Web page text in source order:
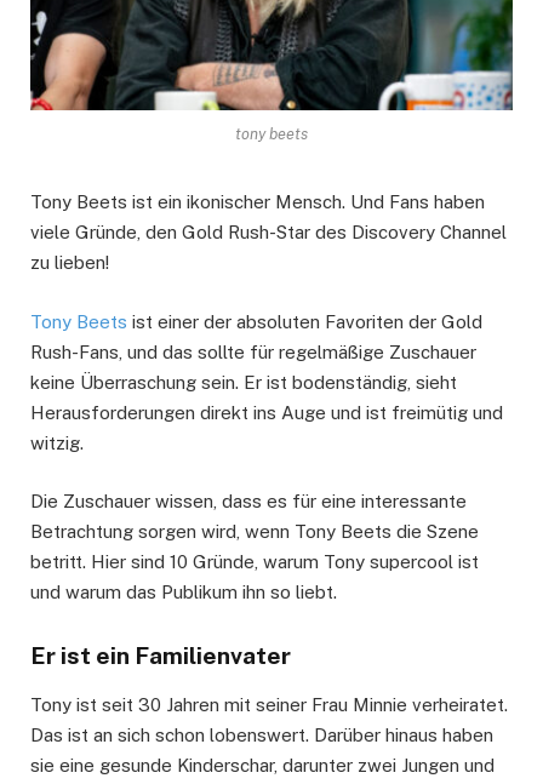
tony beets
Tony Beets ist ein ikonischer Mensch. Und Fans haben
viele Gründe, den Gold Rush-Star des Discovery Channel
zu lieben!
Tony Beets ist einer der absoluten Favoriten der Gold
Rush-Fans, und das sollte für regelmäßige Zuschauer
keine Überraschung sein. Er ist bodenständig, sieht
Herausforderungen direkt ins Auge und ist freimütig und
witzig.
Die Zuschauer wissen, dass es für eine interessante
Betrachtung sorgen wird, wenn Tony Beets die Szene
betritt. Hier sind 10 Gründe, warum Tony supercool ist
und warum das Publikum ihn so liebt.
Er ist ein Familienvater
Tony ist seit 30 Jahren mit seiner Frau Minnie verheiratet.
Das ist an sich schon lobenswert. Darüber hinaus haben
sie eine gesunde Kinderschar, darunter zwei Jungen und